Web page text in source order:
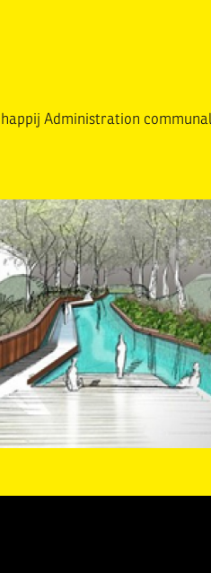
Administration